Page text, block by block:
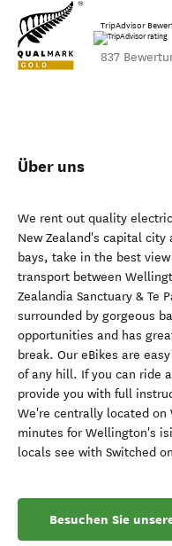
TripAdvisor
837
Über uns
We rent out quality
New Zealand's capital city
bays, take in the best
transport between
Zealandia Sanctuary & Te
surrounded by gorgeous
opportunities and has
break. Our eBikes are
of any hill. If you can ride
provide you with full
We're centrally located on
minutes for Wellington's
locals see with Switched
Besuchen Sie